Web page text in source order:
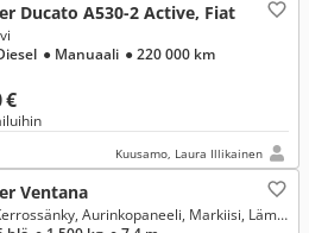
Ducato A530-2 Active, Fiat
€
● Manuaali ● 220 000 km
Kuusamo, Laura Illikainen
Ventana
530TK. Kerrossänky, Aurinkopaneeli, Markiisi, Lämmitys kaasu / sähkö ym. Huippusiisti perhevaunu!